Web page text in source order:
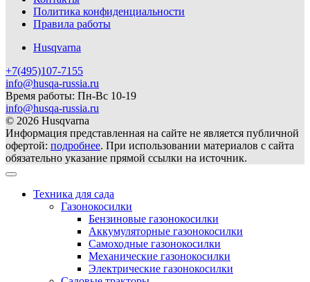
Политика конфиденциальности
Правила работы
Husqvarna
+7(495)107-7155
info@husqa-russia.ru
Время работы: Пн-Вс 10-19
info@husqa-russia.ru
© 2026 Husqvarna
Информация представленная на сайте не является публичной
офертой: подробнее. При использовании материалов с сайта
обязательно указание прямой ссылки на источник.
Техника для сада
Газонокосилки
Бензиновые газонокосилки
Аккумуляторные газонокосилки
Самоходные газонокосилки
Механические газонокосилки
Электрические газонокосилки